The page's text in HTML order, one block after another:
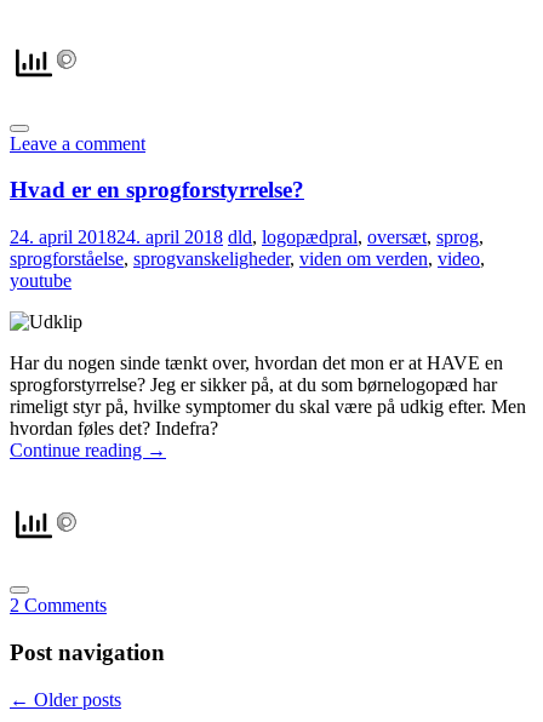
Leave a comment
Hvad er en sprogforstyrrelse?
24. april 201824. april 2018 dld, logopædpral, oversæt, sprog,
sprogforståelse, sprogvanskeligheder, viden om verden, video,
youtube
Har du nogen sinde tænkt over, hvordan det mon er at HAVE en
sprogforstyrrelse? Jeg er sikker på, at du som børnelogopæd har
rimeligt styr på, hvilke symptomer du skal være på udkig efter. Men
hvordan føles det? Indefra?
Continue reading →
2 Comments
Post navigation
← Older posts